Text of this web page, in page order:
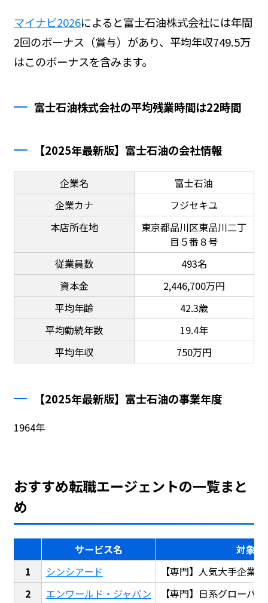
マイナビ2026によると富士石油株式会社には年間
2回のボーナス（賞与）があり、平均年収749.5万
はこのボーナスを含みます。
富士石油株式会社の平均残業時間は22時間
【2025年最新版】富士石油の会社情報
企業名
富士石油
企業カナ
フジセキユ
本店所在地
東京都品川区東品川二丁
目５番８号
従業員数
493名
資本金
2,446,700万円
平均年齢
42.3歳
平均勤続年数
19.4年
平均年収
750万円
【2025年最新版】富士石油の事業年度
1964年
おすすめ転職エージェントの一覧まと
め
サービス名
対象
シンシアード
【専門】人気大手企業
エンワールド・ジャパン
【専門】日系グローバ